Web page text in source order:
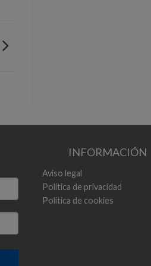
INFORMACIÓN
Aviso legal
Política de privacidad
Política de cookies